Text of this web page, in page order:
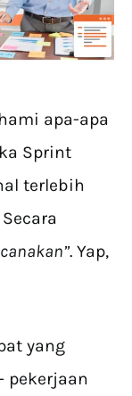
apa-apa
Sprint
terlebih
. Yap,
yang
pekerjaan